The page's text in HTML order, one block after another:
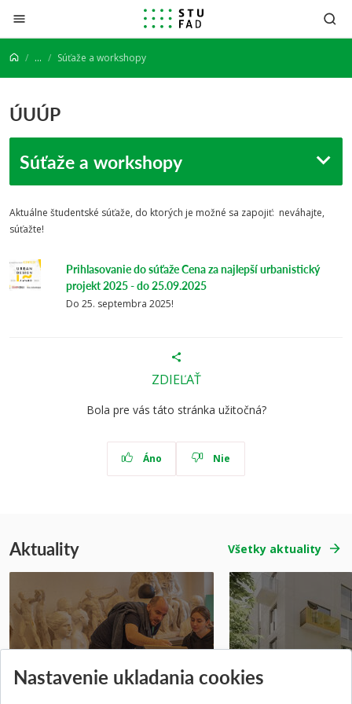
Prejsť na obsah
... Súťaže a workshopy
ÚUÚP
Súťaže a workshopy
Aktuálne študentské súťaže, do ktorých je možné sa zapojiť: neváhajte,
súťažte!
Prihlasovanie do súťaže Cena za najlepší urbanistický
projekt 2025 - do 25.09.2025
Do 25. septembra 2025!
ZDIEĽAŤ
Bola pre vás táto stránka užitočná?
Áno Nie
Aktuality Všetky aktuality
Pridané 14.07.2026 Pridané 03.07.2026
Nastavenie ukladania cookies